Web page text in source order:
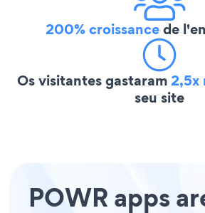
200% croissancede
Os visitantes gastaram2,5x
seu site
POWR apps